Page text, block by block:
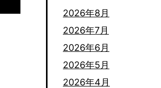
2026年8月
2026年7月
2026年6月
2026年5月
2026年4月